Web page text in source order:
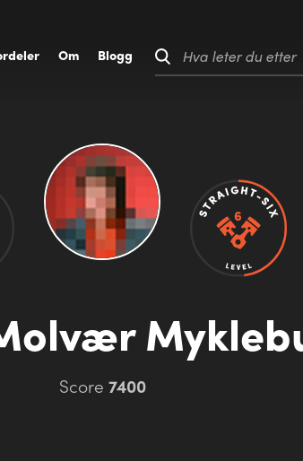
Om Blogg Hva leter du etter
Score 7400